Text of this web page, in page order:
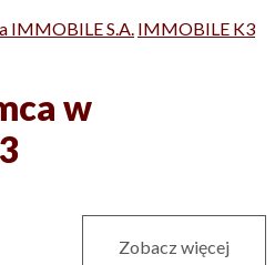
IMMOBILE S.A. IMMOBILE K3
w
Zobacz więcej